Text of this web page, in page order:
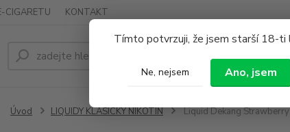
Tímto potvrzuji, že jsem starší 18-ti
Ne, nejsem Ano, jsem
CIGARETU KONTAKT
Hledat
Úvod LIQUIDY KLASICKÝ NIKOTIN Liquid Dekang